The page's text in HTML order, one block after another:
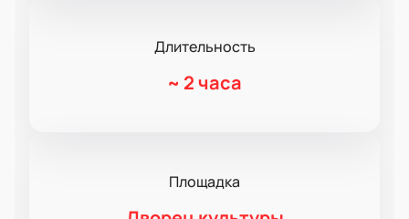
Длительность
~ 2 часа
Площадка